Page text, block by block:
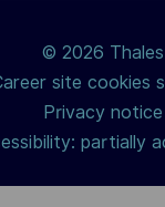
© 2026 Thales
site cookies
Privacy notice
partially